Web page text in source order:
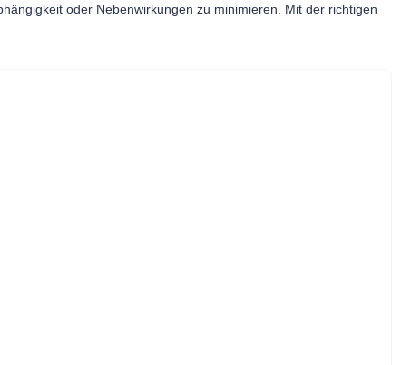
oder Nebenwirkungen zu minimieren. Mit der richtigen